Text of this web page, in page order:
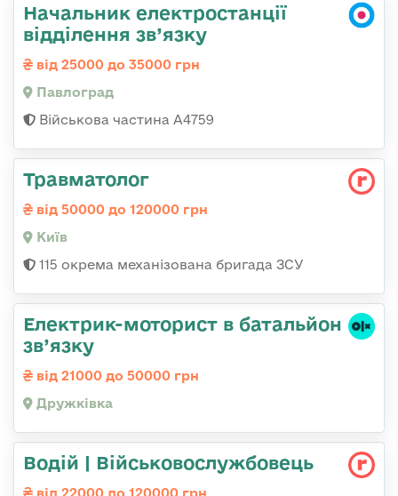
Начальник електростанції
відділення зв’язку
від 25000 до 35000 грн
Павлоград
Військова частина А4759
Травматолог
від 50000 до 120000 грн
Київ
115 окрема механізована бригада ЗСУ
Електрик-моторист в батальйон
зв’язку
від 21000 до 50000 грн
Дружківка
Водій | Військовослужбовець
від 22000 до 120000 грн